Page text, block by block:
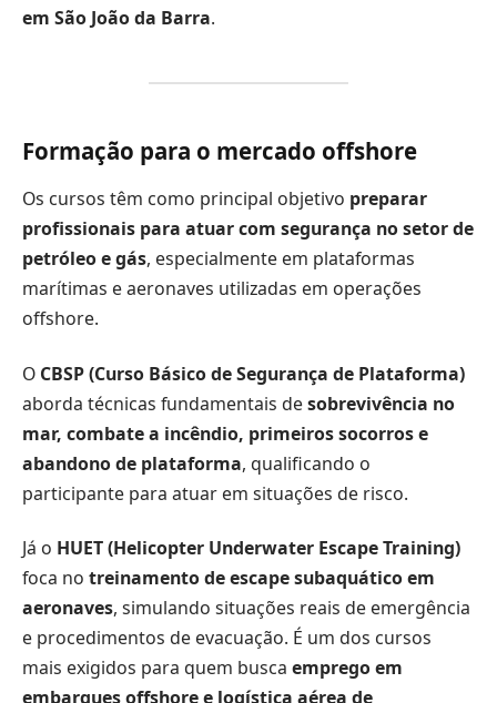
em São João da Barra.
Formação para o mercado offshore
Os cursos têm como principal objetivo preparar
profissionais para atuar com segurança no setor de
petróleo e gás, especialmente em plataformas
marítimas e aeronaves utilizadas em operações
offshore.
O CBSP (Curso Básico de Segurança de Plataforma)
aborda técnicas fundamentais desobrevivência no
mar, combate a incêndio, primeiros socorros e
abandono de plataforma, qualificando o
participante para atuar em situações de risco.
Já o HUET (Helicopter Underwater Escape Training)
foca no treinamento de escape subaquático em
aeronaves, simulando situações reais de emergência
e procedimentos de evacuação. É um dos cursos
mais exigidos para quem busca emprego em
embarques offshore e logística aérea de